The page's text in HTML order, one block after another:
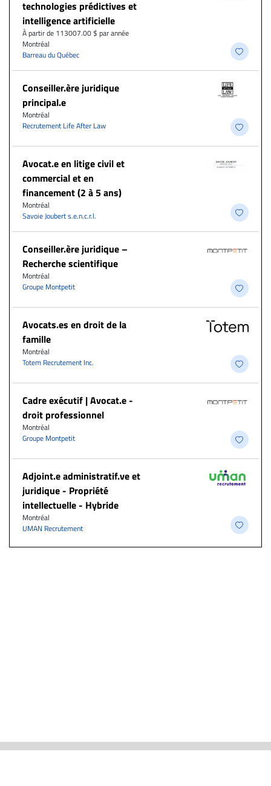
technologies prédictives et
intelligence artificielle
À partir de 113007.00 $ par année
Montréal
Barreau du Québec
Conseiller.ère juridique
principal.e
Montréal
Recrutement Life After Law
Avocat.e en litige civil et
commercial et en
financement (2 à 5 ans)
Montréal
Savoie Joubert s.e.n.c.r.l.
Conseiller.ère juridique –
Recherche scientifique
Montréal
Groupe Montpetit
Avocats.es en droit de la
famille
Montréal
Totem Recrutement Inc.
Cadre exécutif | Avocat.e -
droit professionnel
Montréal
Groupe Montpetit
Adjoint.e administratif.ve et
juridique - Propriété
intellectuelle - Hybride
Montréal
UMAN Recrutement